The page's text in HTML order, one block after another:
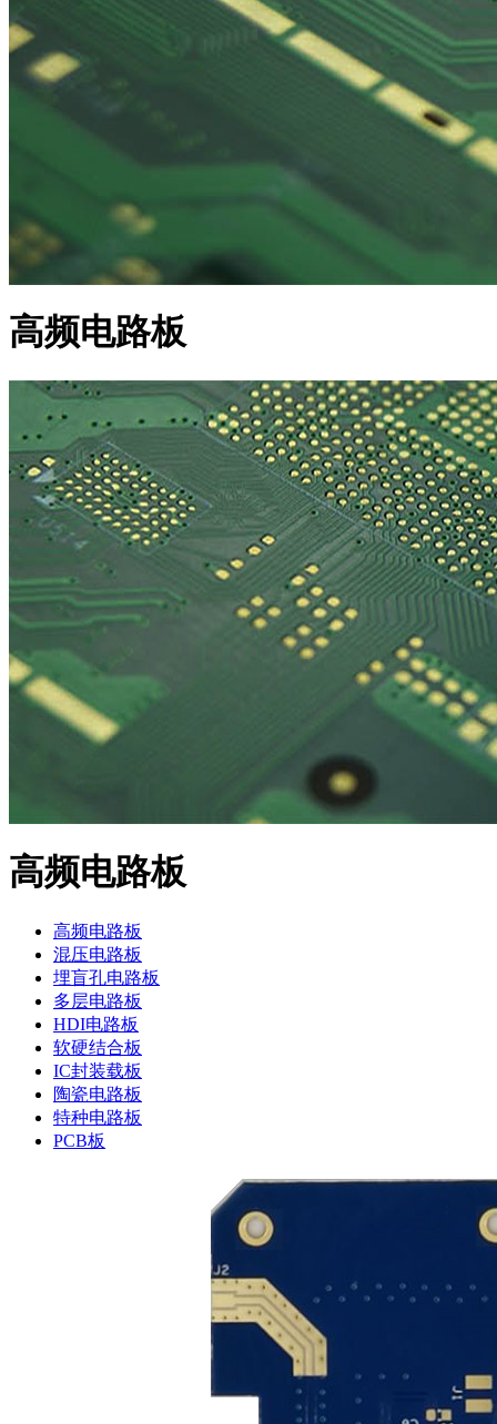
高频电路板
高频电路板
高频电路板
混压电路板
埋盲孔电路板
多层电路板
HDI电路板
软硬结合板
IC封装载板
陶瓷电路板
特种电路板
PCB板